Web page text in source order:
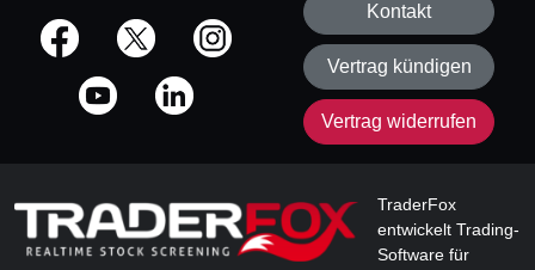
offizielle Social Media-Accounts
Kontakt
Vertrag kündigen
Vertrag widerrufen
TraderFox
entwickelt Trading-
Software für